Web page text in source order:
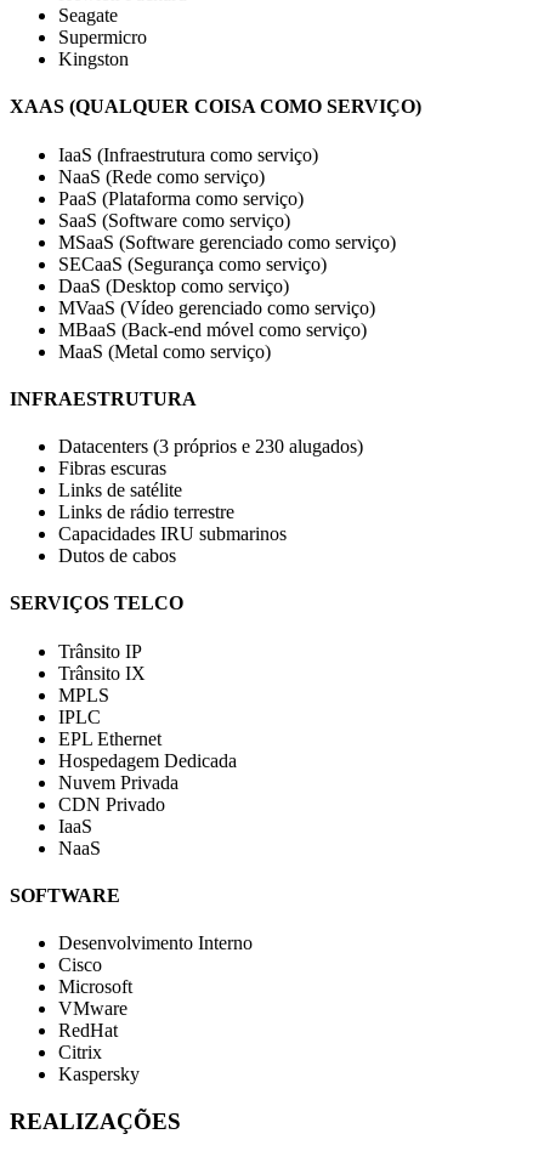
Seagate
Supermicro
Kingston
XAAS (QUALQUER COISA COMO SERVIÇO)
IaaS (Infraestrutura como serviço)
NaaS (Rede como serviço)
PaaS (Plataforma como serviço)
SaaS (Software como serviço)
MSaaS (Software gerenciado como serviço)
SECaaS (Segurança como serviço)
DaaS (Desktop como serviço)
MVaaS (Vídeo gerenciado como serviço)
MBaaS (Back-end móvel como serviço)
MaaS (Metal como serviço)
INFRAESTRUTURA
Datacenters (3 próprios e 230 alugados)
Fibras escuras
Links de satélite
Links de rádio terrestre
Capacidades IRU submarinos
Dutos de cabos
SERVIÇOS TELCO
Trânsito IP
Trânsito IX
MPLS
IPLC
EPL Ethernet
Hospedagem Dedicada
Nuvem Privada
CDN Privado
IaaS
NaaS
SOFTWARE
Desenvolvimento Interno
Cisco
Microsoft
VMware
RedHat
Citrix
Kaspersky
REALIZAÇÕES